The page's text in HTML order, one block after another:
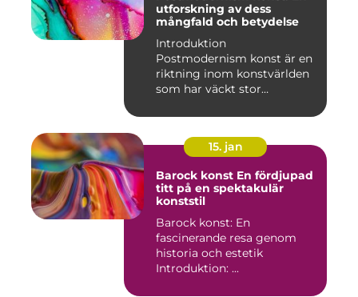
utforskning av dess
mångfald och betydelse
Introduktion
Postmodernism konst är en
riktning inom konstvärlden
som har väckt stor
15. jan
Barock konst En fördjupad
titt på en spektakulär
konststil
Barock konst: En
fascinerande resa genom
historia och estetik
Introduktion: ...